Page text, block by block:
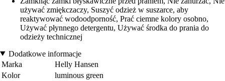
używać zmiękczaczy, Suszyć odzież w suszarce, aby
reaktywować wodoodporność, Prać ciemne kolory osobno,
Używać płynnego detergentu, Używać środka do prania do
odzieży technicznej
Dodatkowe informacje
Marka
Helly Hansen
Kolor
luminous green